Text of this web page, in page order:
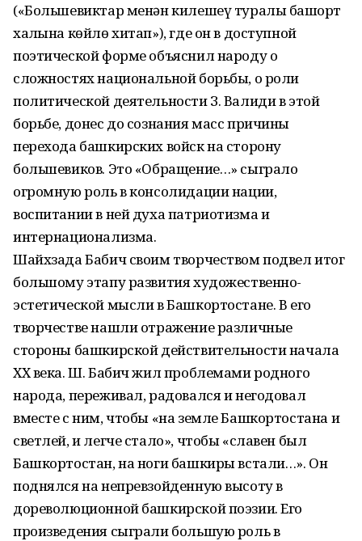
(«Большевиктар менән килешеү туралы башҡорт
халҡына көйлө хитап»), где он в доступной
поэтической форме объяснил народу о
сложностях национальной борьбы, о роли
политической деятельности З. Валиди в этой
борьбе, донес до сознания масс причины
перехода башкирских войск на сторону
большевиков. Это «Обращение…» сыграло
огромную роль в консолидации нации,
воспитании в ней духа патриотизма и
интернационализма.
Шайхзада Бабич своим творчеством подвел итог
большому этапу развития художественно-
эстетической мысли в Башкортостане. В его
творчестве нашли отражение различные
стороны башкирской действительности начала
ХХ века. Ш. Бабич жил проблемами родного
народа, переживал, радовался и негодовал
вместе с ним, чтобы «на земле Башкортостана и
светлей, и легче стало», чтобы «славен был
Башкортостан, на ноги башкиры встали…». Он
поднялся на непревзойденную высоту в
дореволюционной башкирской поэзии. Его
произведения сыграли большую роль в